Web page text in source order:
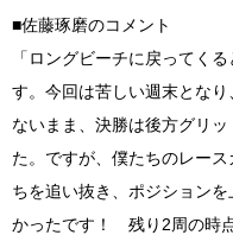
■佐藤琢磨のコメント
「ロングビーチに戻ってく
す。今回は苦しい週末とな
ないまま、決勝は後方グリ
た。ですが、僕たちのレー
ちを追い抜き、ポジション
かったです！ 残り2周の時